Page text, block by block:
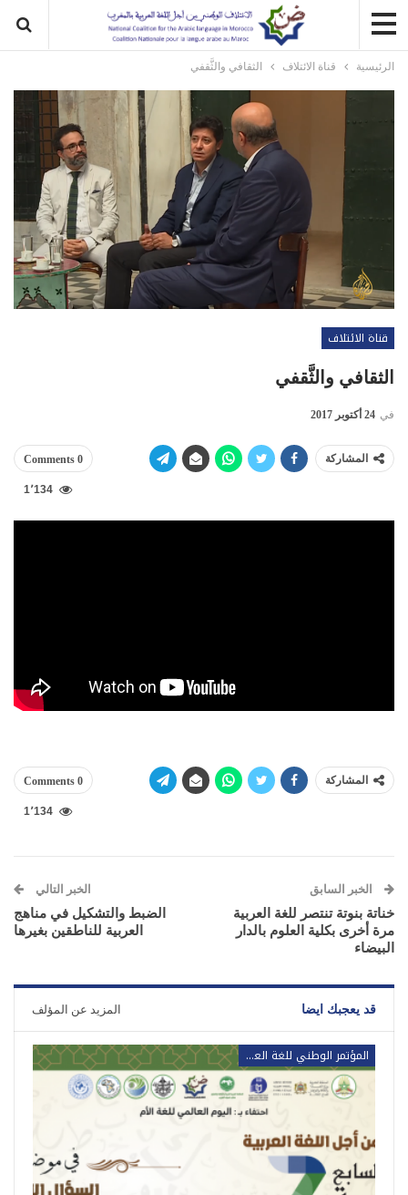
الرئيسية قناة الائتلاف الثقافي والثَّقفي
قناة الائتلاف
الثقافي والثَّقفي
في 24 أكتوبر 2017
المشاركة 0 Comments
1٬134
المشاركة 0 Comments
1٬134
الخبر السابق
خناتة بنوتة تنتصر للغة العربية
مرة أخرى بكلية العلوم بالدار
البيضاء
الخبر التالي
الضبط والتشكيل في مناهج
العربية للناطقين بغيرها
قد يعجبك ايضا المزيد عن المؤلف
المؤتمر الوطني للغة العربية